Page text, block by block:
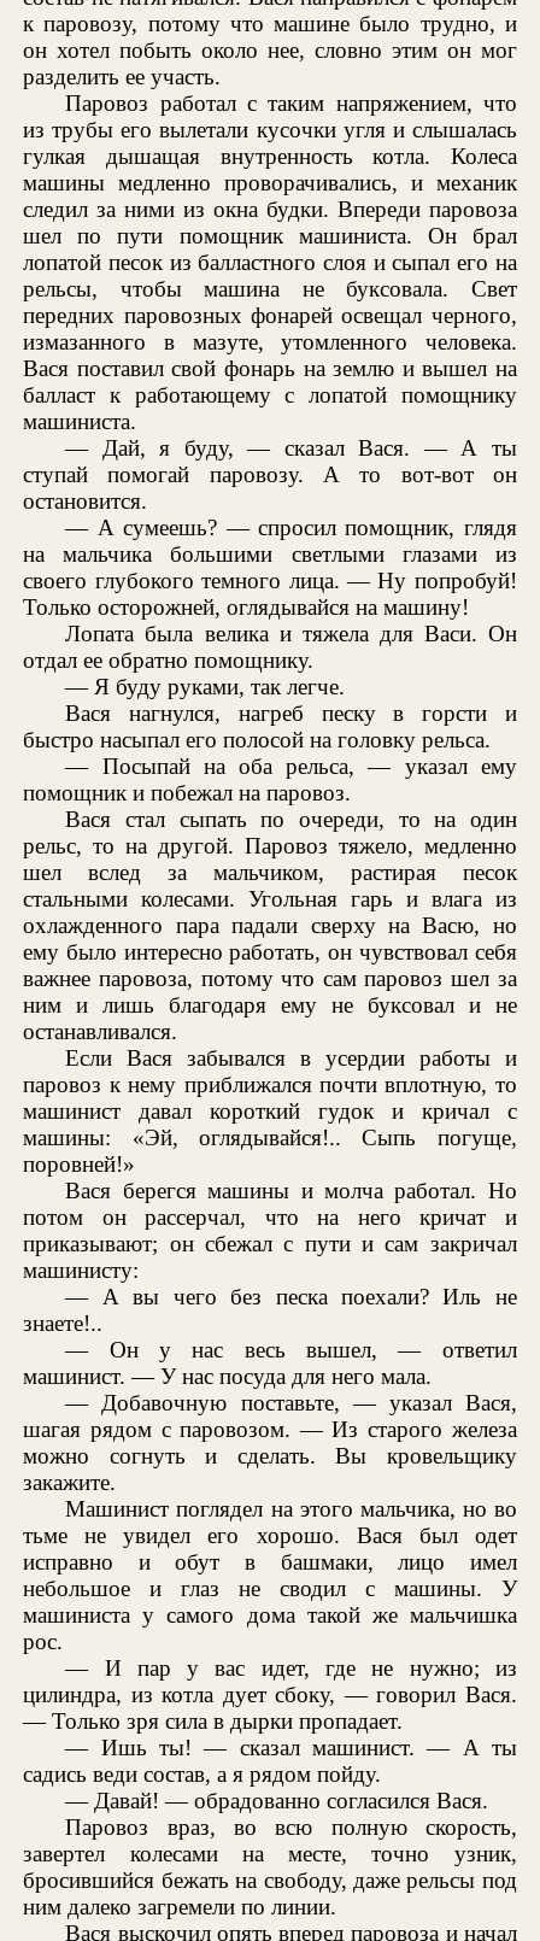
к паровозу, потому что машине было трудно, и
он хотел побыть около нее, словно этим он мог
разделить ее участь.
Паровоз работал с таким напряжением, что
из трубы его вылетали кусочки угля и слышалась
гулкая дышащая внутренность котла. Колеса
машины медленно проворачивались, и механик
следил за ними из окна будки. Впереди паровоза
шел по пути помощник машиниста. Он брал
лопатой песок из балластного слоя и сыпал его на
рельсы, чтобы машина не буксовала. Свет
передних паровозных фонарей освещал черного,
измазанного в мазуте, утомленного человека.
Вася поставил свой фонарь на землю и вышел на
балласт к работающему с лопатой помощнику
машиниста.
— Дай, я буду, — сказал Вася. — А ты
ступай помогай паровозу. А то вот-вот он
остановится.
— А сумеешь? — спросил помощник, глядя
на мальчика большими светлыми глазами из
своего глубокого темного лица. — Ну попробуй!
Только осторожней, оглядывайся на машину!
Лопата была велика и тяжела для Васи. Он
отдал ее обратно помощнику.
— Я буду руками, так легче.
Вася нагнулся, нагреб песку в горсти и
быстро насыпал его полосой на головку рельса.
— Посыпай на оба рельса, — указал ему
помощник и побежал на паровоз.
Вася стал сыпать по очереди, то на один
рельс, то на другой. Паровоз тяжело, медленно
шел вслед за мальчиком, растирая песок
стальными колесами. Угольная гарь и влага из
охлажденного пара падали сверху на Васю, но
ему было интересно работать, он чувствовал себя
важнее паровоза, потому что сам паровоз шел за
ним и лишь благодаря ему не буксовал и не
останавливался.
Если Вася забывался в усердии работы и
паровоз к нему приближался почти вплотную, то
машинист давал короткий гудок и кричал с
машины: «Эй, оглядывайся!.. Сыпь погуще,
поровней!»
Вася берегся машины и молча работал. Но
потом он рассерчал, что на него кричат и
приказывают; он сбежал с пути и сам закричал
машинисту:
— А вы чего без песка поехали? Иль не
знаете!..
— Он у нас весь вышел, — ответил
машинист. — У нас посуда для него мала.
— Добавочную поставьте, — указал Вася,
шагая рядом с паровозом. — Из старого железа
можно согнуть и сделать. Вы кровельщику
закажите.
Машинист поглядел на этого мальчика, но во
тьме не увидел его хорошо. Вася был одет
исправно и обут в башмаки, лицо имел
небольшое и глаз не сводил с машины. У
машиниста у самого дома такой же мальчишка
рос.
— И пар у вас идет, где не нужно; из
цилиндра, из котла дует сбоку, — говорил Вася.
— Только зря сила в дырки пропадает.
— Ишь ты! — сказал машинист. — А ты
садись веди состав, а я рядом пойду.
— Давай! — обрадованно согласился Вася.
Паровоз враз, во всю полную скорость,
завертел колесами на месте, точно узник,
бросившийся бежать на свободу, даже рельсы под
ним далеко загремели по линии.
Вася выскочил опять вперед паровоза и начал